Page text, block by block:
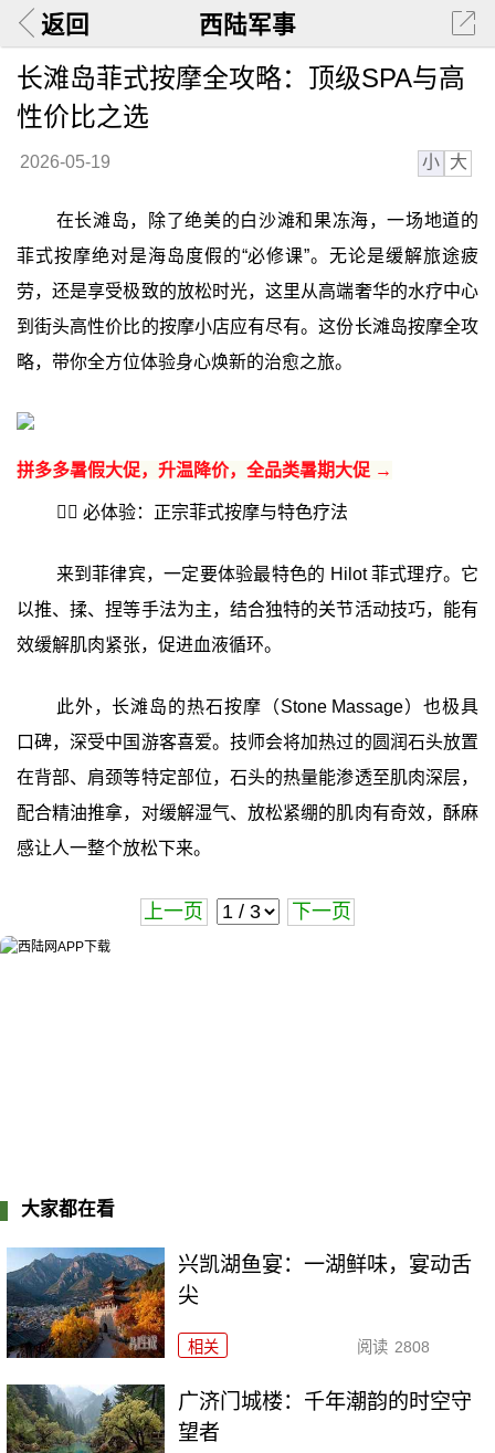
返回 西陆军事
长滩岛菲式按摩全攻略：顶级SPA与高
性价比之选
2026-05-19 小 大
在长滩岛，除了绝美的白沙滩和果冻海，一场地道的
菲式按摩绝对是海岛度假的“必修课”。无论是缓解旅途疲
劳，还是享受极致的放松时光，这里从高端奢华的水疗中心
到街头高性价比的按摩小店应有尽有。这份长滩岛按摩全攻
略，带你全方位体验身心焕新的治愈之旅。
拼多多暑假大促，升温降价，全品类暑期大促 →
💆‍♀️ 必体验：正宗菲式按摩与特色疗法
来到菲律宾，一定要体验最特色的 Hilot 菲式理疗。它
以推、揉、捏等手法为主，结合独特的关节活动技巧，能有
效缓解肌肉紧张，促进血液循环。
此外，长滩岛的热石按摩（Stone Massage）也极具
口碑，深受中国游客喜爱。技师会将加热过的圆润石头放置
在背部、肩颈等特定部位，石头的热量能渗透至肌肉深层，
配合精油推拿，对缓解湿气、放松紧绷的肌肉有奇效，酥麻
感让人一整个放松下来。
上一页 下一页
大家都在看
兴凯湖鱼宴：一湖鲜味，宴动舌
尖
相关 阅读 2808
广济门城楼：千年潮韵的时空守
望者